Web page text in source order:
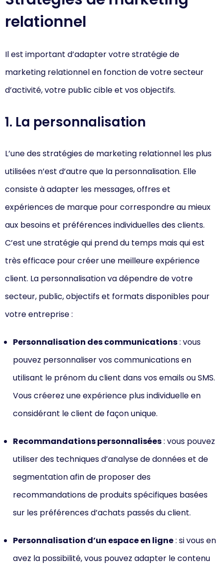
relationnel
Il est important d’adapter votre stratégie de
marketing relationnel en fonction de votre secteur
d’activité, votre public cible et vos objectifs.
1. La personnalisation
L’une des stratégies de marketing relationnel les plus
utilisées n’est d’autre que la personnalisation. Elle
consiste à adapter les messages, offres et
expériences de marque pour correspondre au mieux
aux besoins et préférences individuelles des clients.
C’est une stratégie qui prend du temps mais qui est
très efficace pour créer une meilleure expérience
client. La personnalisation va dépendre de votre
secteur, public, objectifs et formats disponibles pour
votre entreprise :
Personnalisation des communications: vous
pouvez personnaliser vos communications en
utilisant le prénom du client dans vos emails ou SMS.
Vous créerez une expérience plus individuelle en
considérant le client de façon unique.
Recommandations personnalisées: vous pouvez
utiliser des techniques d’analyse de données et de
segmentation afin de proposer des
recommandations de produits spécifiques basées
sur les préférences d’achats passés du client.
Personnalisation d’un espace en ligne: si vous en
avez la possibilité, vous pouvez adapter le contenu